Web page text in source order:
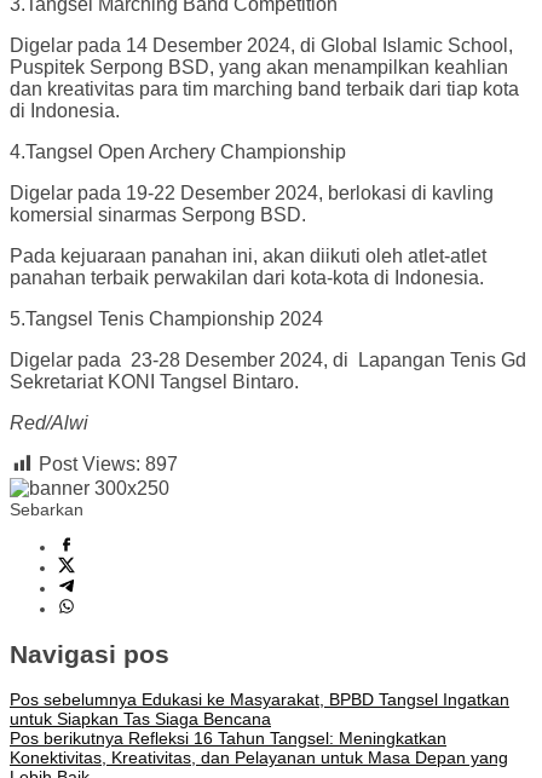
3.Tangsel Marching Band Competition
Digelar pada 14 Desember 2024, di Global Islamic School,
Puspitek Serpong BSD, yang akan menampilkan keahlian
dan kreativitas para tim marching band terbaik dari tiap kota
di Indonesia.
4.Tangsel Open Archery Championship
Digelar pada 19-22 Desember 2024, berlokasi di kavling
komersial sinarmas Serpong BSD.
Pada kejuaraan panahan ini, akan diikuti oleh atlet-atlet
panahan terbaik perwakilan dari kota-kota di Indonesia.
5.Tangsel Tenis Championship 2024
Digelar pada 23-28 Desember 2024, di Lapangan Tenis Gd
Sekretariat KONI Tangsel Bintaro.
Red/Alwi
Post Views: 897
Sebarkan
Navigasi pos
Pos sebelumnya Edukasi ke Masyarakat, BPBD Tangsel Ingatkan
untuk Siapkan Tas Siaga Bencana
Pos berikutnya Refleksi 16 Tahun Tangsel: Meningkatkan
Konektivitas, Kreativitas, dan Pelayanan untuk Masa Depan yang